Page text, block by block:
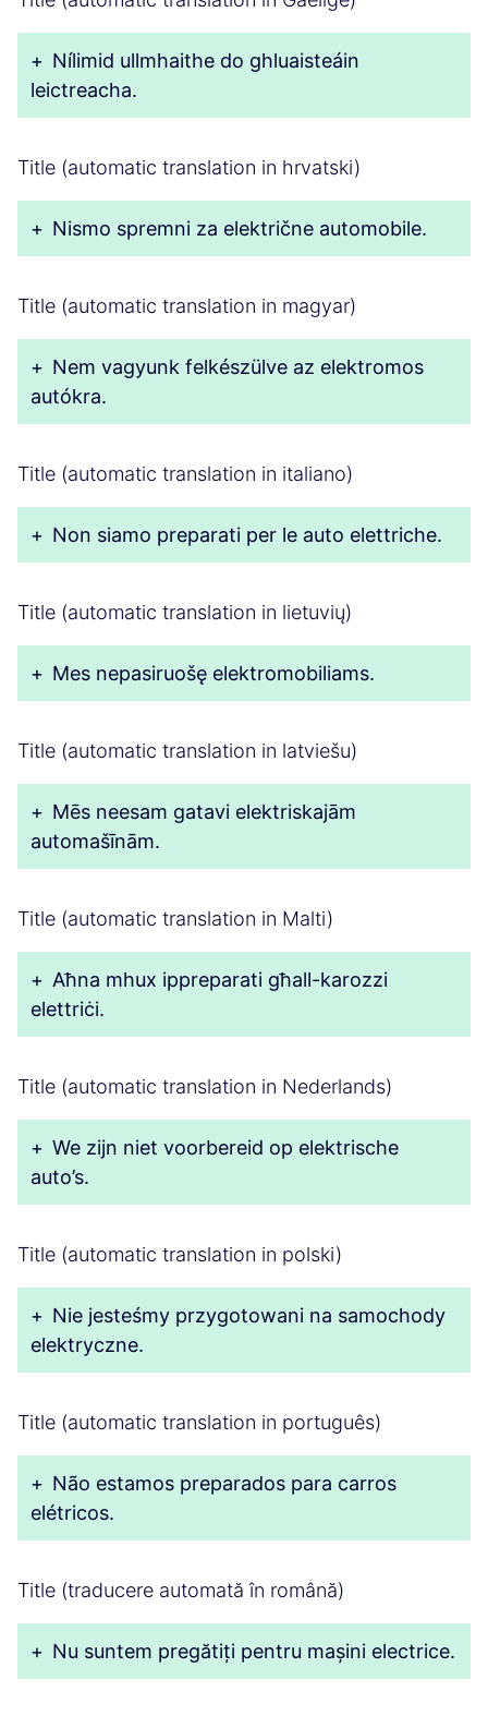
+ Nílimid ullmhaithe do ghluaisteáin
leictreacha.
Title (automatic translation in hrvatski)
+ Nismo spremni za električne automobile.
Title (automatic translation in magyar)
+ Nem vagyunk felkészülve az elektromos
autókra.
Title (automatic translation in italiano)
+ Non siamo preparati per le auto elettriche.
Title (automatic translation in lietuvių)
+ Mes nepasiruošę elektromobiliams.
Title (automatic translation in latviešu)
+ Mēs neesam gatavi elektriskajām
automašīnām.
Title (automatic translation in Malti)
+ Aħna mhux ippreparati għall-karozzi
elettriċi.
Title (automatic translation in Nederlands)
+ We zijn niet voorbereid op elektrische
auto’s.
Title (automatic translation in polski)
+ Nie jesteśmy przygotowani na samochody
elektryczne.
Title (automatic translation in português)
+ Não estamos preparados para carros
elétricos.
Title (traducere automată în română)
+ Nu suntem pregătiți pentru mașini electrice.